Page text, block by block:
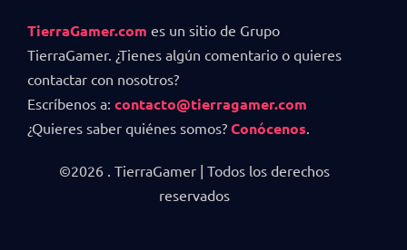
TierraGamer.com es un sitio de Grupo
TierraGamer. ¿Tienes algún comentario o quieres
contactar con nosotros?
Escríbenos a: contacto@tierragamer.com
¿Quieres saber quiénes somos? Conócenos.
©2026 . TierraGamer | Todos los derechos
reservados